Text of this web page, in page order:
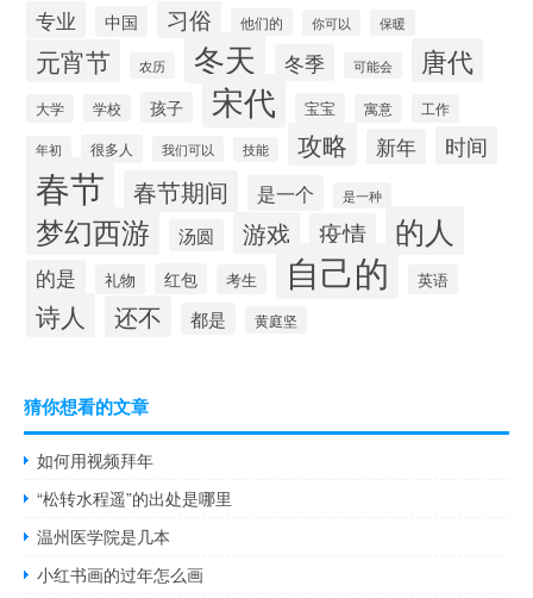
专业 中国 习俗 他们的 你可以 保暖
元宵节 农历 冬天 冬季 可能会 唐代
大学 学校 孩子 宋代 宝宝 寓意 工作
年初 很多人 我们可以 技能 攻略 新年 时间
春节 春节期间 是一个 是一种
梦幻西游 汤圆 游戏 疫情 的人
的是 礼物 红包 考生 自己的 英语
诗人 还不 都是 黄庭坚
猜你想看的文章
如何用视频拜年
“松转水程遥”的出处是哪里
温州医学院是几本
小红书画的过年怎么画